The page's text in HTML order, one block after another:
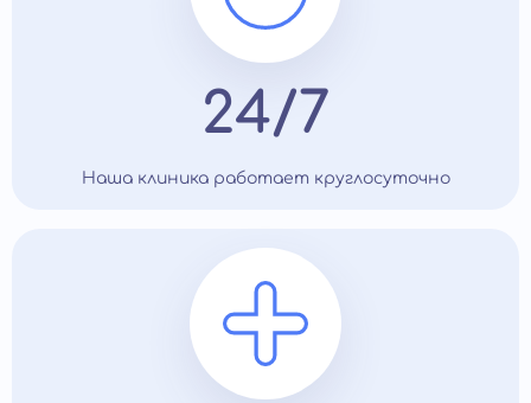
24/7
Наша клиника работает круглосуточно